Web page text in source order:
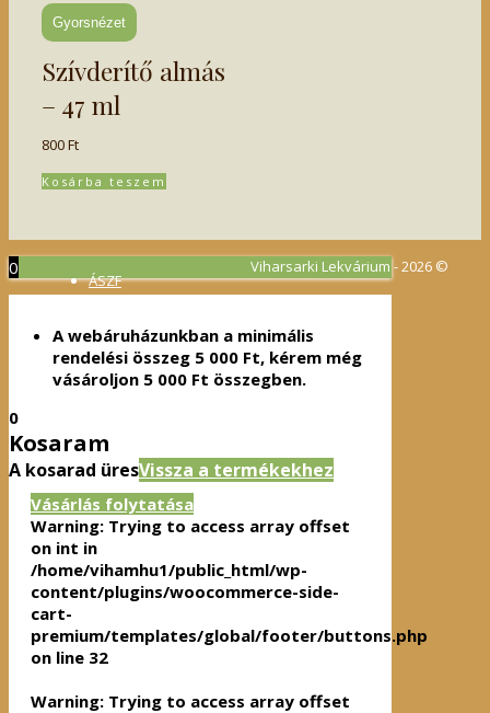
Gyorsnézet
Szívderítő almás
– 47 ml
800Ft
Kosárba teszem
Viharsarki Lekvárium - 2026 ©
ÁSZF
Adatvédelmi irányelvek
0
A webáruházunkban a minimális
rendelési összeg 5 000 Ft, kérem még
vásároljon 5 000 Ft összegben.
0
Kosaram
A kosarad üresVissza a termékekhez
Vásárlás folytatása
Warning: Trying to access array offset
on int in
/home/vihamhu1/public_html/wp-
content/plugins/woocommerce-side-
cart-
premium/templates/global/footer/buttons.php
on line 32
Warning: Trying to access array offset